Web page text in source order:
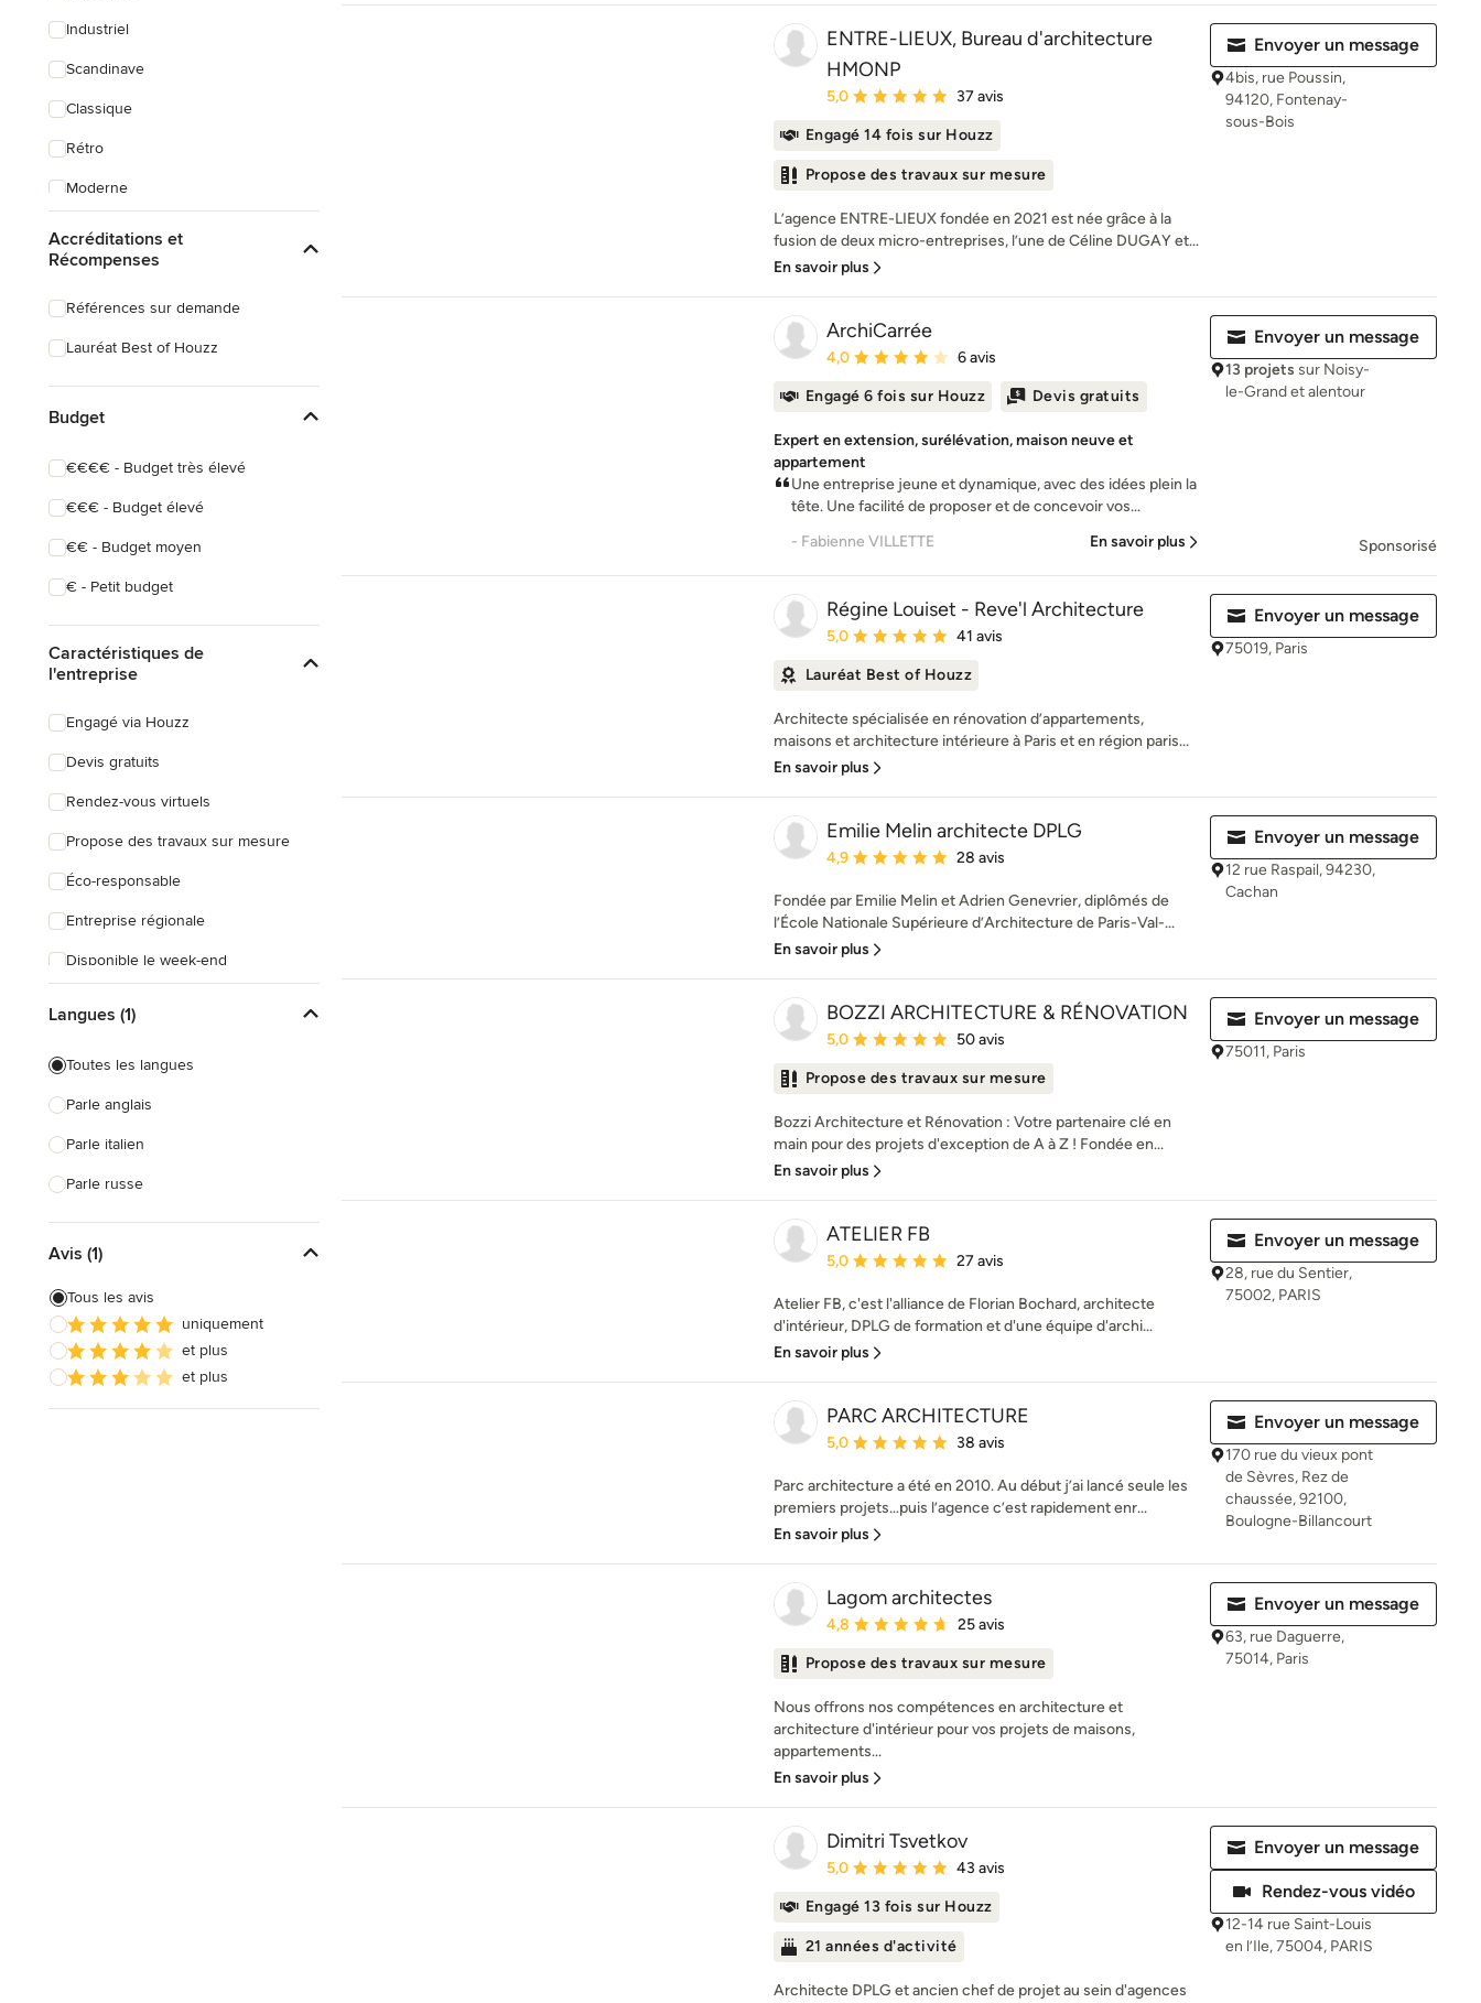
Industriel
Scandinave
Classique
Rétro
Moderne
Campagne
Romantique
Méditerranéen
Asiatique
Exotique
Bord de mer
Accréditations et
Récompenses
Références sur demande
Lauréat Best of Houzz
Budget
€€€€ - Budget très élevé
€€€ - Budget élevé
€€ - Budget moyen
€ - Petit budget
Caractéristiques de
l'entreprise
Engagé via Houzz
Devis gratuits
Rendez-vous virtuels
Propose des travaux sur mesure
Éco-responsable
Entreprise régionale
Disponible le week-end
Langues (1)
Toutes les langues
Parle anglais
Parle italien
Parle russe
Avis (1)
Tous les avis
uniquement
et plus
et plus
ENTRE-LIEUX, Bureau d'architecture
HMONP
Note moyenne : 5 étoiles sur 5
5,0 37 avis
Engagé 14 fois sur Houzz
Propose des travaux sur mesure
L’agence ENTRE-LIEUX fondée en 2021 est née grâce à la
fusion de deux micro-entreprises, l’une de Céline DUGAY et...
En savoir plus
Envoyer un message
4bis, rue Poussin,
94120, Fontenay-
sous-Bois
ArchiCarrée
Note moyenne : 4 étoiles sur 5
4,0 6 avis
Engagé 6 fois sur Houzz Devis gratuits
Expert en extension, surélévation, maison neuve et
appartement
Une entreprise jeune et dynamique, avec des idées plein la
tête. Une facilité de proposer et de concevoir vos...
- Fabienne VILLETTE
En savoir plus
Envoyer un message
13 projets sur Noisy-
le-Grand et alentour
Sponsorisé
Régine Louiset - Reve'l Architecture
Note moyenne : 5 étoiles sur 5
5,0 41 avis
Lauréat Best of Houzz
Architecte spécialisée en rénovation d’appartements,
maisons et architecture intérieure à Paris et en région paris...
En savoir plus
Envoyer un message
75019, Paris
Emilie Melin architecte DPLG
Note moyenne : 4.9 étoiles sur 5
4,9 28 avis
Fondée par Emilie Melin et Adrien Genevrier, diplômés de
l’École Nationale Supérieure d’Architecture de Paris-Val-...
En savoir plus
Envoyer un message
12 rue Raspail, 94230,
Cachan
BOZZI ARCHITECTURE & RÉNOVATION
Note moyenne : 5 étoiles sur 5
5,0 50 avis
Propose des travaux sur mesure
Bozzi Architecture et Rénovation : Votre partenaire clé en
main pour des projets d'exception de A à Z ! Fondée en...
En savoir plus
Envoyer un message
75011, Paris
ATELIER FB
Note moyenne : 5 étoiles sur 5
5,0 27 avis
Atelier FB, c'est l'alliance de Florian Bochard, architecte
d'intérieur, DPLG de formation et d'une équipe d'archi...
En savoir plus
Envoyer un message
28, rue du Sentier,
75002, PARIS
PARC ARCHITECTURE
Note moyenne : 5 étoiles sur 5
5,0 38 avis
Parc architecture a été en 2010. Au début j’ai lancé seule les
premiers projets…puis l’agence c’est rapidement enr...
En savoir plus
Envoyer un message
170 rue du vieux pont
de Sèvres, Rez de
chaussée, 92100,
Boulogne-Billancourt
Lagom architectes
Note moyenne : 4.8 étoiles sur 5
4,8 25 avis
Propose des travaux sur mesure
Nous offrons nos compétences en architecture et
architecture d'intérieur pour vos projets de maisons,
appartements...
En savoir plus
Envoyer un message
63, rue Daguerre,
75014, Paris
Dimitri Tsvetkov
Note moyenne : 5 étoiles sur 5
5,0 43 avis
Engagé 13 fois sur Houzz
21 années d'activité
Architecte DPLG et ancien chef de projet au sein d'agences
Envoyer un message
Rendez-vous vidéo
12-14 rue Saint-Louis
en l’Ile, 75004, PARIS